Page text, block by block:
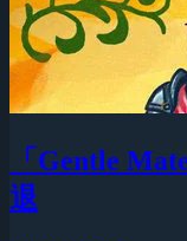
「Gentle
退